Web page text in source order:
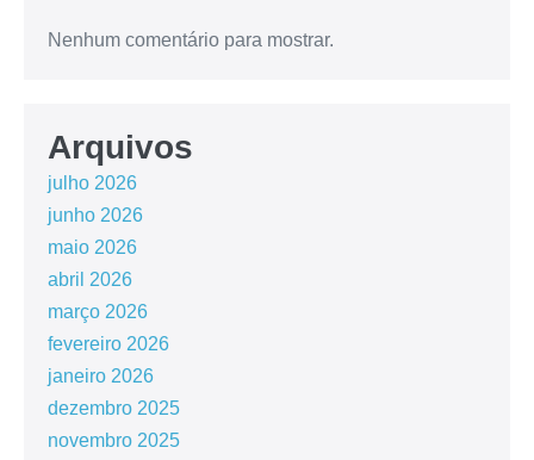
Nenhum comentário para mostrar.
Arquivos
julho 2026
junho 2026
maio 2026
abril 2026
março 2026
fevereiro 2026
janeiro 2026
dezembro 2025
novembro 2025